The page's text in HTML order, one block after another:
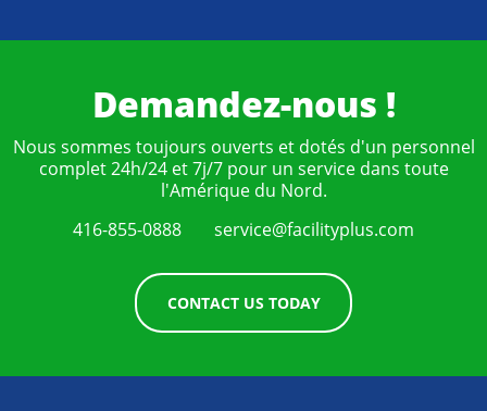
Demandez-nous !
Nous sommes toujours ouverts et dotés d'un personnel
complet 24h/24 et 7j/7 pour un service dans toute
l'Amérique du Nord.
416-855-0888
service@facilityplus.com
CONTACT US TODAY